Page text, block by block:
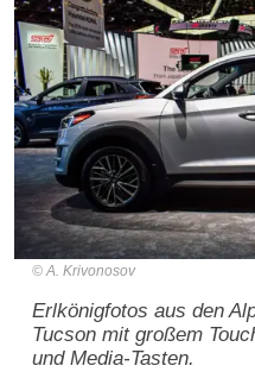
A. Krivonosov
Erlkönigfotos aus den
Tucson mit großem
und Media-Tasten.